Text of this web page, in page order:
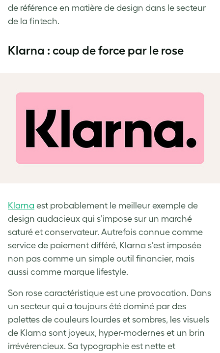
de référence en matière de design dans le secteur
de la fintech.
Klarna : coup de force par le rose
Klarna est probablement le meilleur exemple de
design audacieux qui s’impose sur un marché
saturé et conservateur. Autrefois connue comme
service de paiement différé, Klarna s’est imposée
non pas comme un simple outil financier, mais
aussi comme marque lifestyle.
Son rose caractéristique est une provocation. Dans
un secteur qui a toujours été dominé par des
palettes de couleurs lourdes et sombres, les visuels
de Klarna sont joyeux, hyper-modernes et un brin
irrévérencieux. Sa typographie est nette et